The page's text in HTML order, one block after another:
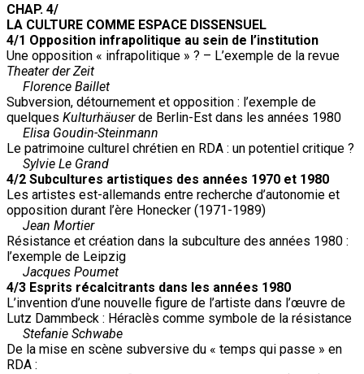
CHAP. 4/
LA CULTURE COMME ESPACE DISSENSUEL
4/1 Opposition infrapolitique au sein de l’institution
Une opposition « infrapolitique » ? – L’exemple de la revue
Theater der Zeit
Florence Baillet
Subversion, détournement et opposition : l’exemple de
quelques Kulturhäuserde Berlin-Est dans les années 1980
Elisa Goudin-Steinmann
Le patrimoine culturel chrétien en RDA : un potentiel critique ?
Sylvie Le Grand
4/2 Subcultures artistiques des années 1970 et 1980
Les artistes est-allemands entre recherche d’autonomie et
opposition durant l’ère Honecker (1971-1989)
Jean Mortier
Résistance et création dans la subculture des années 1980 :
l’exemple de Leipzig
Jacques Poumet
4/3 Esprits récalcitrants dans les années 1980
L’invention d’une nouvelle figure de l’artiste dans l’œuvre de
Lutz Dammbeck : Héraclès comme symbole de la résistance
Stefanie Schwabe
De la mise en scène subversive du « temps qui passe » en
RDA :